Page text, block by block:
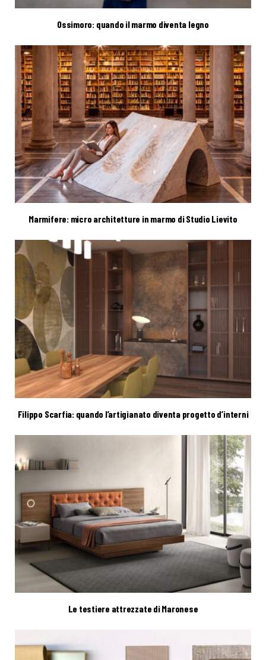
Ossimoro: quando il marmo diventa legno
Marmifere: micro architetture in marmo di Studio Lievito
Filippo Scarfia: quando l’artigianato diventa progetto d’interni
Le testiere attrezzate di Maronese